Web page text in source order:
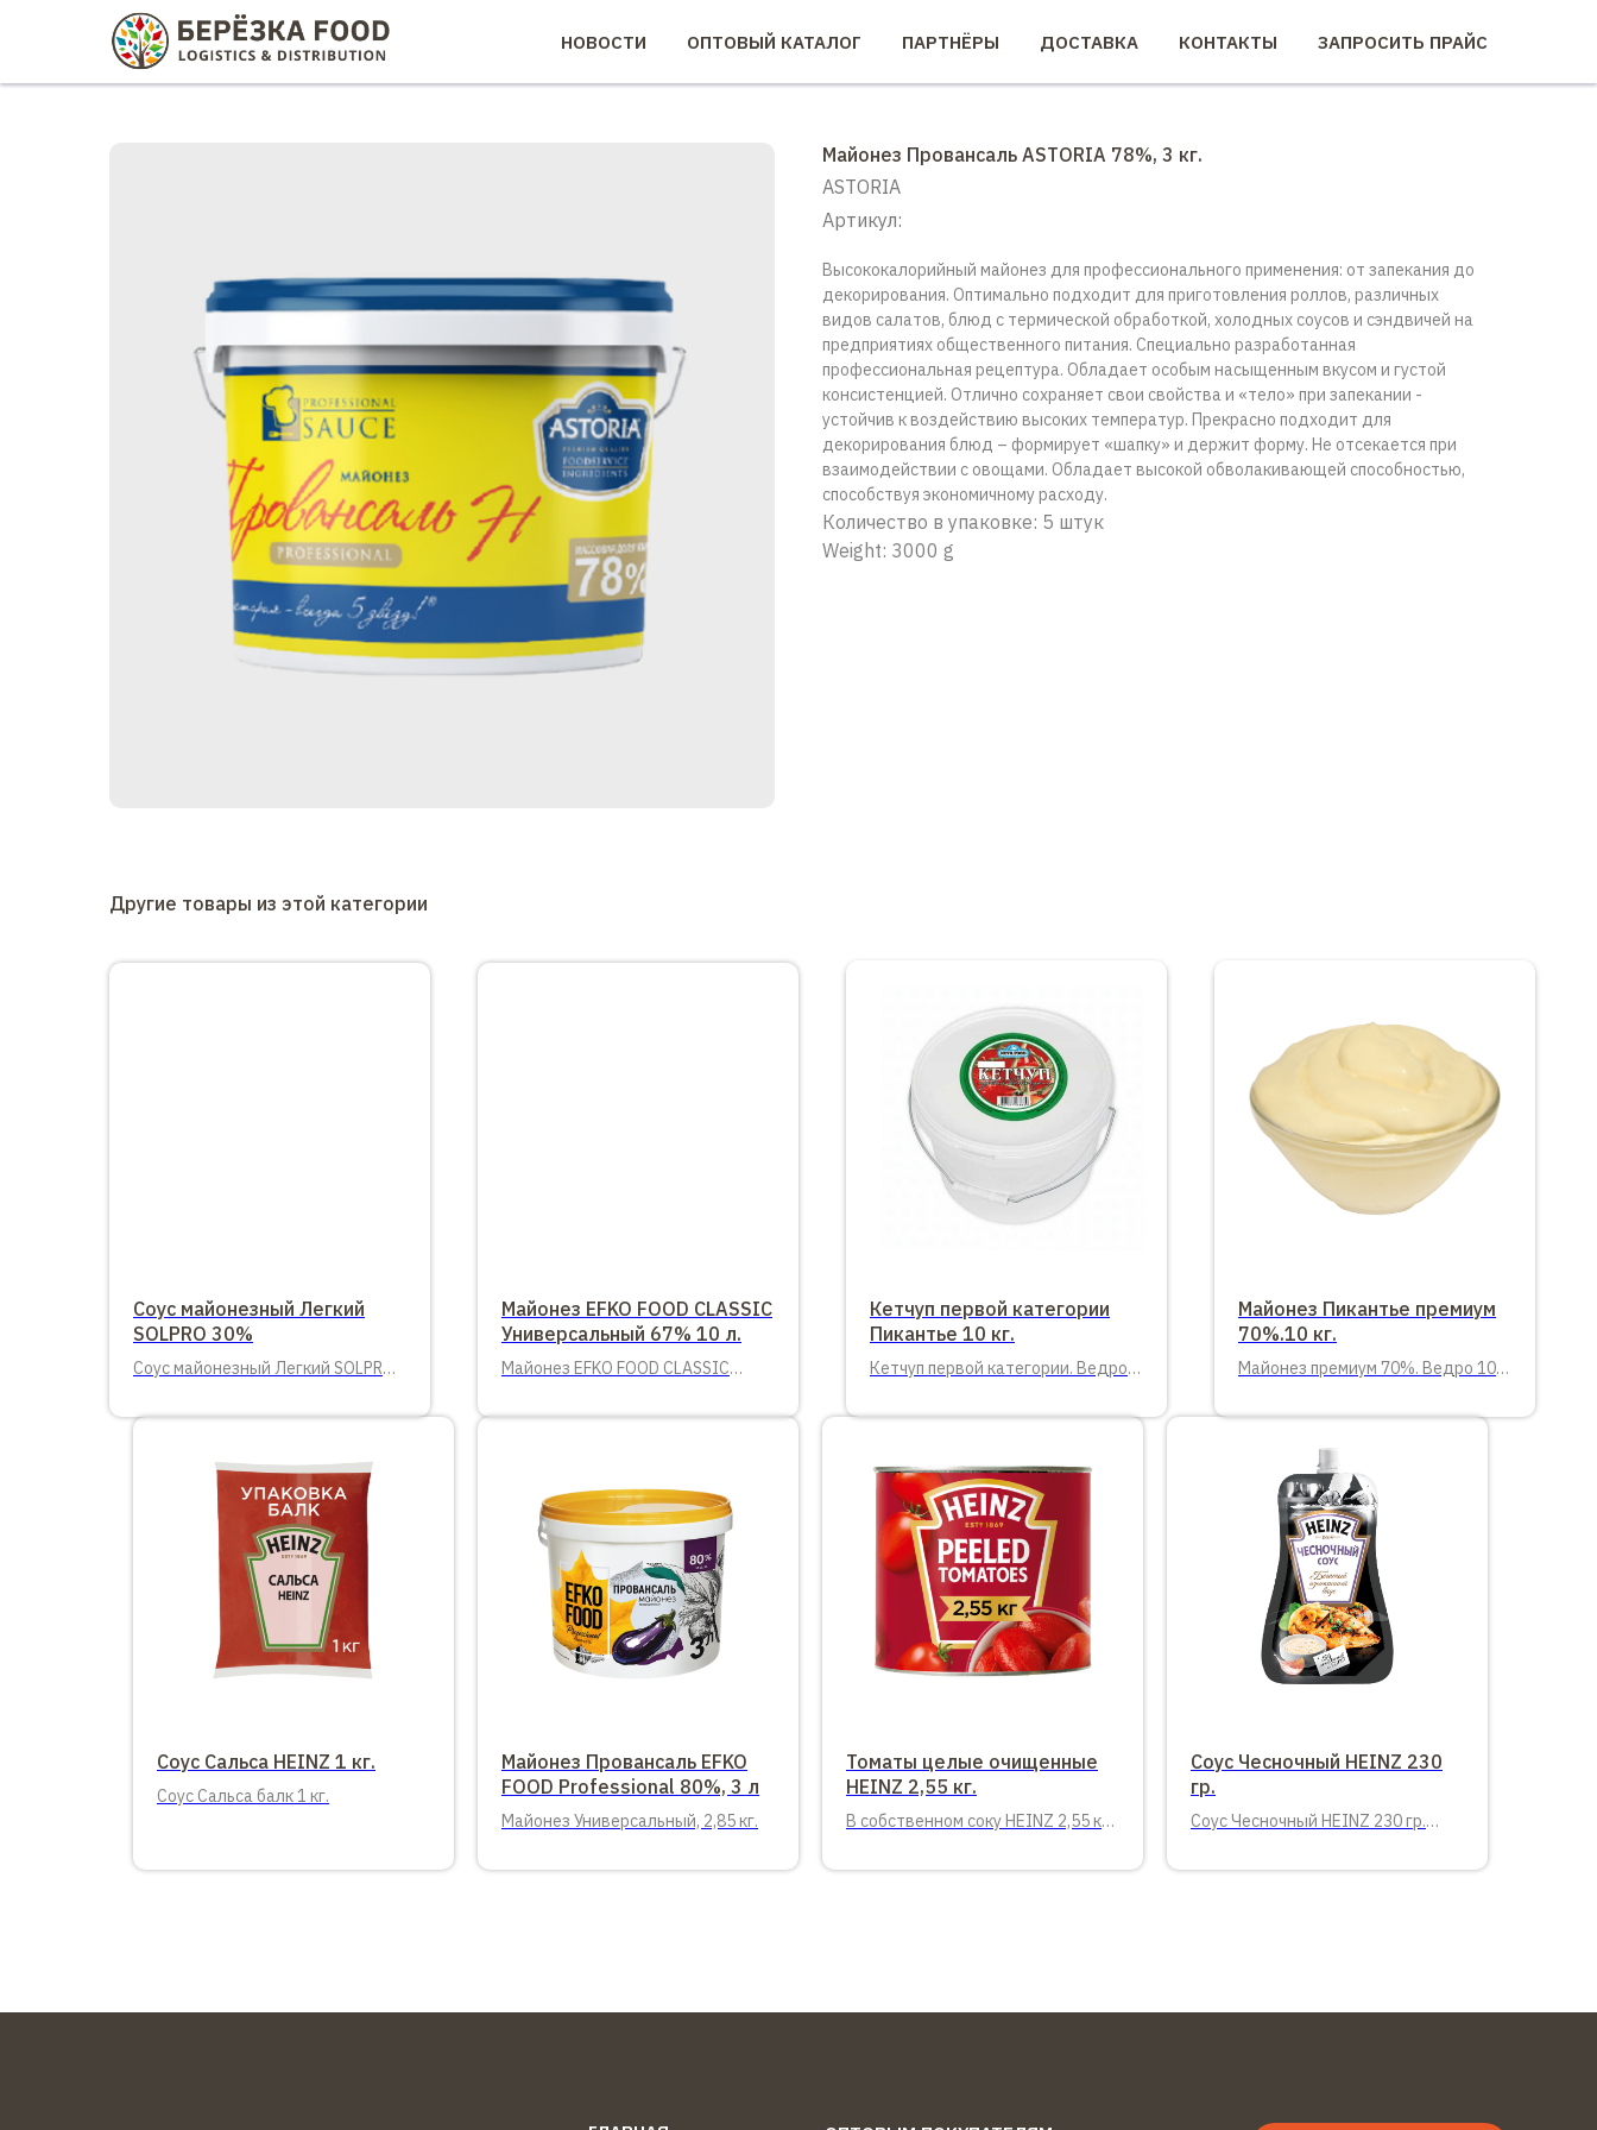
НОВОСТИ ОПТОВЫЙ КАТАЛОГ ПАРТНЁРЫ ДОСТАВКА КОНТАКТЫ ЗАПРОСИТЬ ПРАЙС
Майонез Провансаль ASTORIA 78%, 3 кг.
ASTORIA
Артикул:
Высококалорийный майонез для профессионального применения: от запекания до
декорирования. Оптимально подходит для приготовления роллов, различных
видов салатов, блюд с термической обработкой, холодных соусов и сэндвичей на
предприятиях общественного питания. Специально разработанная
профессиональная рецептура. Обладает особым насыщенным вкусом и густой
консистенцией. Отлично сохраняет свои свойства и «тело» при запекании -
устойчив к воздействию высоких температур. Прекрасно подходит для
декорирования блюд – формирует «шапку» и держит форму. Не отсекается при
взаимодействии с овощами. Обладает высокой обволакивающей способностью,
способствуя экономичному расходу.
Количество в упаковке: 5 штук
Weight: 3000 g
Другие товары из этой категории
Соус майонезный Легкий
SOLPRO 30%
Соус майонезный Легкий SOLPRO
Майонез EFKO FOOD CLASSIC
Универсальный 67% 10 л.
Майонез EFKO FOOD CLASSIC
Кетчуп первой категории
Пикантье 10 кг.
Кетчуп первой категории. Ведро
Майонез Пикантье премиум
70%.10 кг.
Майонез премиум 70%. Ведро 10
Соус Сальса HEINZ 1 кг.
Cоус Сальса балк 1 кг.
Майонез Провансаль EFKO
FOOD Professional 80%, 3 л
Майонез Универсальный, 2,85 кг.
Томаты целые очищенные
HEINZ 2,55 кг.
В собственном соку HEINZ 2,55 кг.
Соус Чесночный HEINZ 230
гр.
Соус Чесночный HEINZ 230 гр.